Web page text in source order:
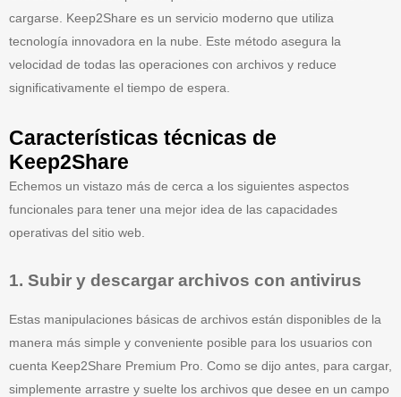
cargarse. Keep2Share es un servicio moderno que utiliza
tecnología innovadora en la nube. Este método asegura la
velocidad de todas las operaciones con archivos y reduce
significativamente el tiempo de espera.
Características técnicas de
Keep2Share
Echemos un vistazo más de cerca a los siguientes aspectos
funcionales para tener una mejor idea de las capacidades
operativas del sitio web.
1. Subir y descargar archivos con antivirus
Estas manipulaciones básicas de archivos están disponibles de la
manera más simple y conveniente posible para los usuarios con
cuenta Keep2Share Premium Pro. Como se dijo antes, para cargar,
simplemente arrastre y suelte los archivos que desee en un campo